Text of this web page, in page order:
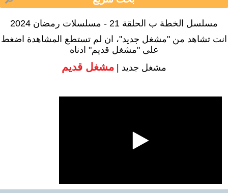
مسلسل الخطة ب الحلقة 21 - مسلسلات رمضان 2024
انت تشاهد من "مشغل جديد"، ان لم تستطع المشاهدة اضغط
على "مشغل قديم" ادناه
مشغل جديد | مشغل قديم